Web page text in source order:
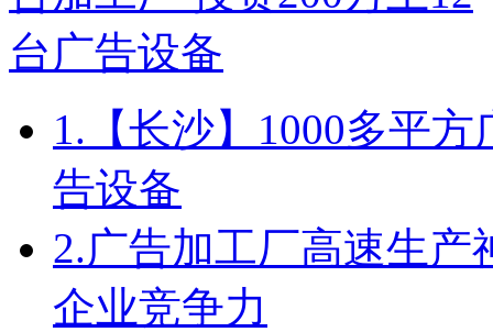
1. 【长沙】1000多平
告设备
2.广告加工厂高速生产
企业竞争力